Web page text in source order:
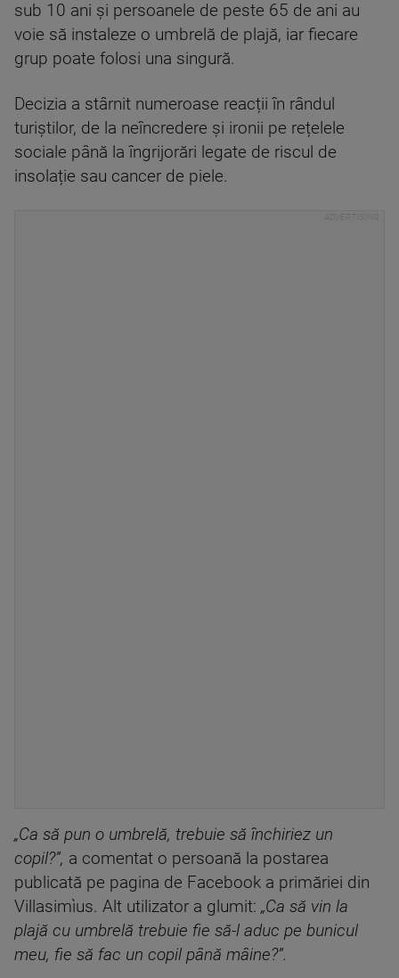
sub 10 ani și persoanele de peste 65 de ani au
voie să instaleze o umbrelă de plajă, iar fiecare
grup poate folosi una singură.
Decizia a stârnit numeroase reacții în rândul
turiștilor, de la neîncredere și ironii pe rețelele
sociale până la îngrijorări legate de riscul de
insolație sau cancer de piele.
„Ca să pun o umbrelă, trebuie să închiriez un
copil?”, a comentat o persoană la postarea
publicată pe pagina de Facebook a primăriei din
Villasimìus. Alt utilizator a glumit: „Ca să vin la
plajă cu umbrelă trebuie fie să-l aduc pe bunicul
meu, fie să fac un copil până mâine?”.